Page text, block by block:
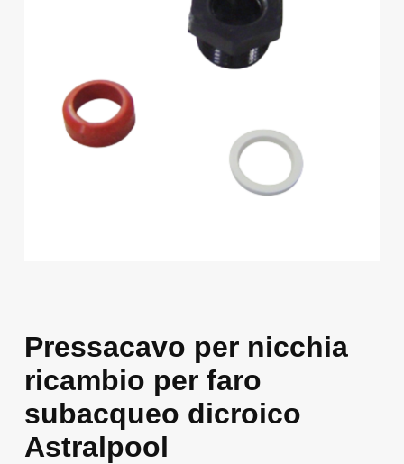
Pressacavo per nicchia
ricambio per faro
subacqueo dicroico
Astralpool